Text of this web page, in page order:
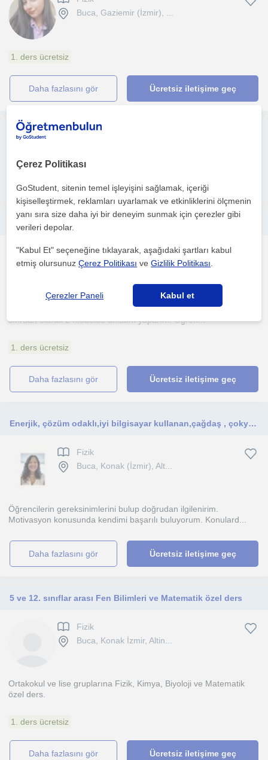
Buca, Gaziemir (İzmir), ...
1. ders ücretsiz
daha fazlasını gör Ücretsiz iletişime geç
Ücretsiz ilan ver
sağla
Fizik
Buca
Derslerim sistematik ve düzenli işlenir. Açık kapatmaya yönelik ve
sıfırdan olarak 2 modelde anlatım yaparım. Öğren...
1. ders ücretsiz
daha fazlasını gör Ücretsiz iletişime geç
Enerjik, çözüm odaklı,iyi bilgisayar kullanan,çağdaş , çokyönlü
Fizik
Buca, Konak (İzmir), Alt...
Öğrencilerin gereksinimlerini bulup doğrudan ilgilenirim.
Motivasyon konusunda kendimi başarılı buluyorum. Konulard...
daha fazlasını gör Ücretsiz iletişime geç
5 ve 12. sınıflar arası Fen Bilimleri ve Matematik özel ders
Fizik
Buca, Konak İzmir, Altin...
Ortakokul ve lise gruplarına Fizik, Kimya, Biyoloji ve Matematik
özel ders.
1. ders ücretsiz
daha fazlasını gör Ücretsiz iletişime geç
Çerez Politikası
GoStudent, sitenin temel işleyişini sağlamak, içeriği
kişiselleştirmek, reklamları uyarlamak ve etkinliklerini ölçmenin
yanı sıra size daha iyi bir deneyim sunmak için çerezler gibi
verileri depolar.
"Kabul Et" seçeneğine tıklayarak, aşağıdaki şartları kabul
etmiş olursunuzÇerez Politikası veGizlilik Politikası
Çerezler Paneli Kabul et